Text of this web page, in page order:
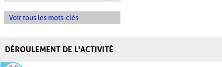
Voir tous les mots-clés
DÉROULEMENT DE L'ACTIVITÉ